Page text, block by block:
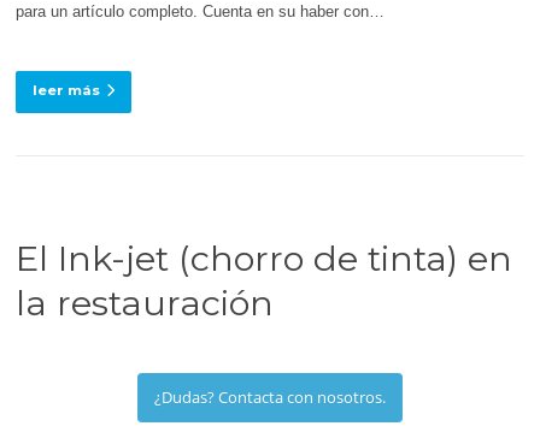
para un artículo completo. Cuenta en su haber con…
leer más
El Ink-jet (chorro de tinta) en
la restauración
¿Dudas? Contacta con nosotros.